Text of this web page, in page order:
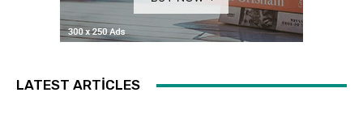
LATEST ARTICLES